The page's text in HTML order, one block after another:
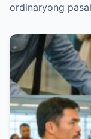
ordinaryong